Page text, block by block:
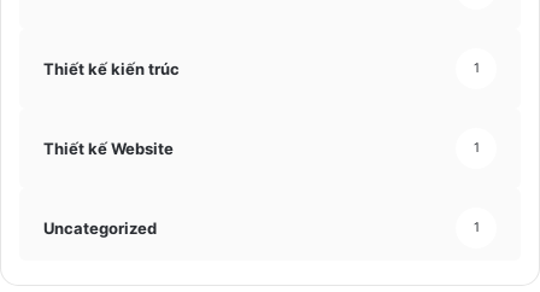
Thiết kế kiến trúc 1
Thiết kế Website 1
Uncategorized 1